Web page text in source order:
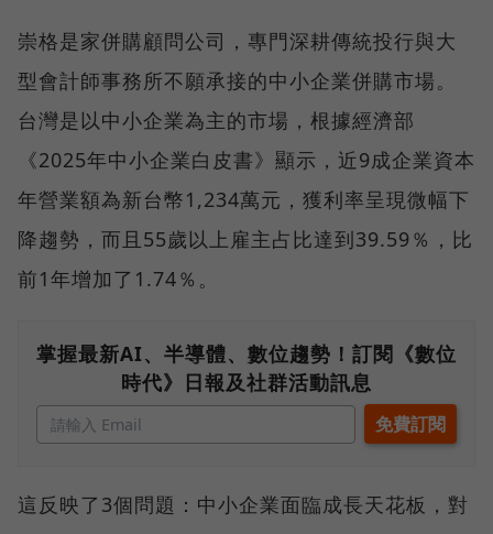
崇格是家併購顧問公司，專門深耕傳統投行與大
型會計師事務所不願承接的中小企業併購市場。
台灣是以中小企業為主的市場，根據經濟部
《2025年中小企業白皮書》顯示，近9成企業資本
年營業額為新台幣1,234萬元，獲利率呈現微幅下
降趨勢，而且55歲以上雇主占比達到39.59％，比
前1年增加了1.74％。
掌握最新AI、半導體、數位趨勢！訂閱《數位
時代》日報及社群活動訊息
這反映了3個問題：中小企業面臨成長天花板，對